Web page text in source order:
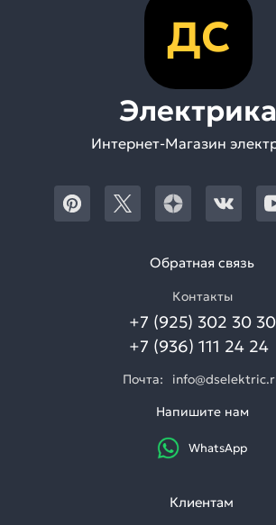
ДС
Электрика
Интернет-Магазин
Обратная связь
Контакты
+7 (925) 302 30 30
+7 (936) 111 24 24
Почта:
Напишите нам
WhatsApp
Клиентам